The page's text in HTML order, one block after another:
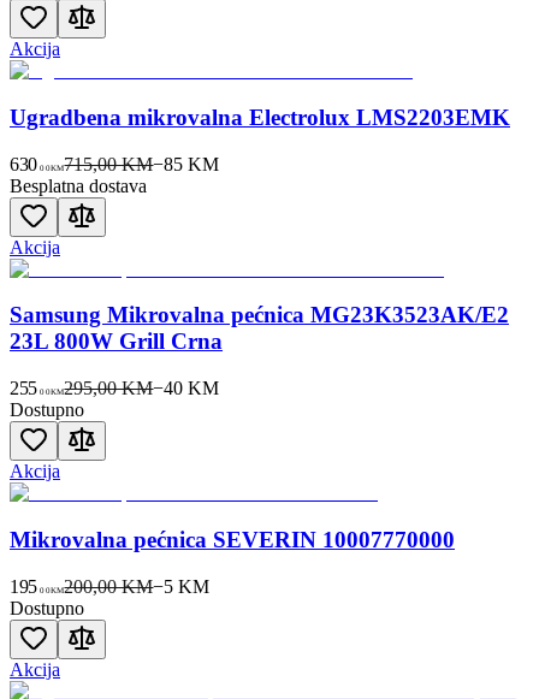
Akcija
Ugradbena mikrovalna Electrolux LMS2203EMK
630 00KM715,00 KM−85 KM
Besplatna dostava
Akcija
Samsung Mikrovalna pećnica MG23K3523AK/E2
23L 800W Grill Crna
255 00KM295,00 KM−40 KM
Dostupno
Akcija
Mikrovalna pećnica SEVERIN 10007770000
195 00KM200,00 KM−5 KM
Dostupno
Akcija